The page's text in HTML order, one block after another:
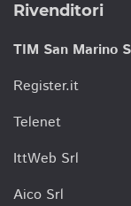
Rivenditori
TIM San Marino
Register.it
Telenet
IttWeb Srl
Aico Srl